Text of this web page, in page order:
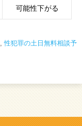
可能性下がる
,性犯罪の土日無料相談予